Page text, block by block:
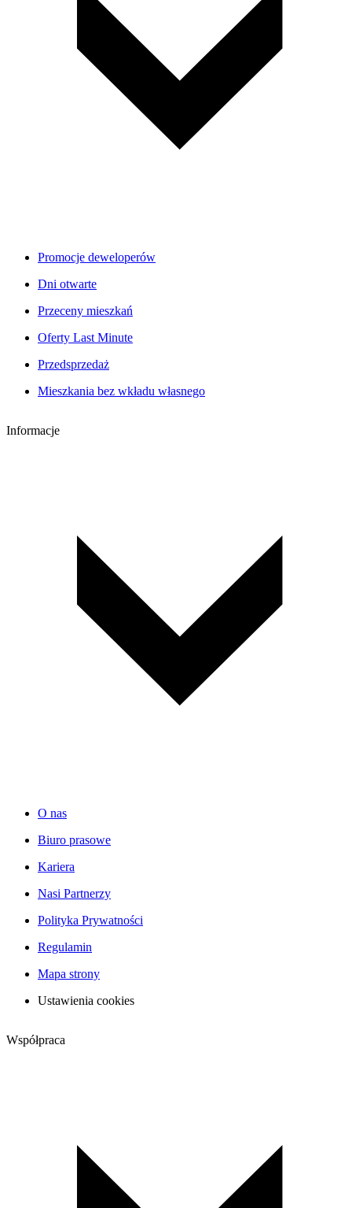
Promocje deweloperów
Dni otwarte
Przeceny mieszkań
Oferty Last Minute
Przedsprzedaż
Mieszkania bez wkładu własnego
Informacje
O nas
Biuro prasowe
Kariera
Nasi Partnerzy
Polityka Prywatności
Regulamin
Mapa strony
Ustawienia cookies
Współpraca